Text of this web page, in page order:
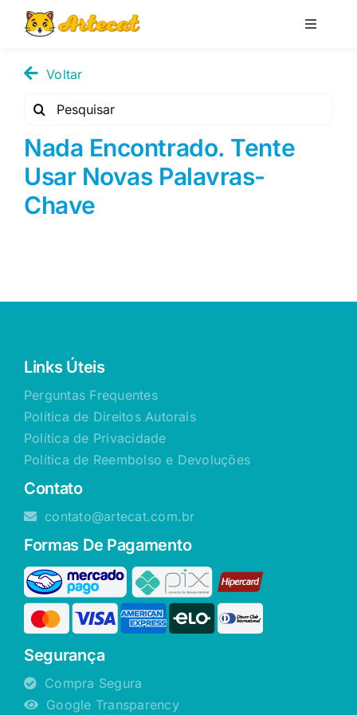
Pular
para
conteúdo
Toggle
Loja
Blog
Minha conta
Voltar
Pesquisar
Nada Encontrado. Tente
Usar Novas Palavras-
Chave
Links Úteis
Perguntas Frequentes
Política de Direitos Autorais
Política de Privacidade
Política de Reembolso e Devoluções
Contato
contato@artecat.com.br
Formas De Pagamento
Segurança
Compra Segura
Google Transparency